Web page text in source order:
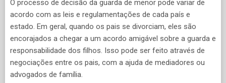
O processo de decisão da guarda de menor pode variar de
acordo com as leis e regulamentações de cada país e
estado. Em geral, quando os pais se divorciam, eles são
encorajados a chegar a um acordo amigável sobre a guarda e
responsabilidade dos filhos. Isso pode ser feito através de
negociações entre os pais, com a ajuda de mediadores ou
advogados de família.